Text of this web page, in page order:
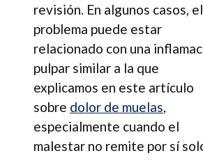
revisión. En algunos casos, el
problema puede estar
relacionado con una
pulpar similar a la que
explicamos en este artículo
sobre dolor de muelas,
especialmente cuando el
malestar no remite por sí